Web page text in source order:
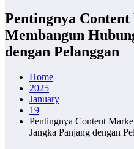
Pentingnya
Membangun
dengan Pelanggan
Home
2025
January
19
Pentingnya Content
Jangka Panjang dengan